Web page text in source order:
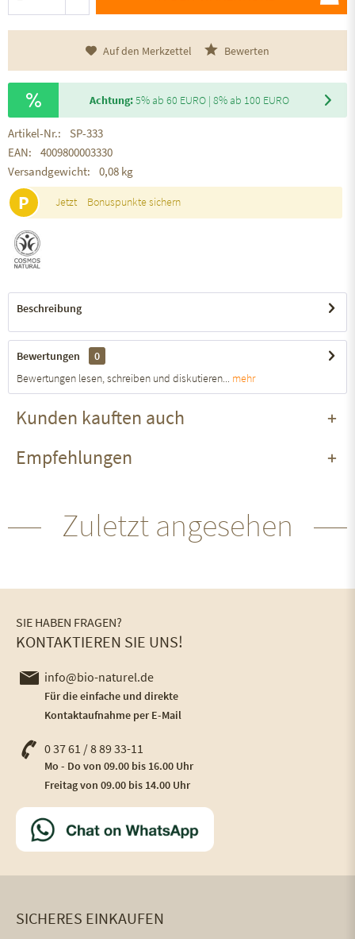
Auf den Merkzettel Bewerten
Achtung:5% ab 60 EURO | 8% ab 100 EURO
Artikel-Nr.:
SP-333
EAN:
4009800003330
Versandgewicht:
0,08 kg
P Jetzt Bonuspunkte sichern
Beschreibung
Bewertungen
0
Bewertungen lesen, schreiben und diskutieren... mehr
Kunden kauften auch
Empfehlungen
Zuletzt angesehen
SIE HABEN FRAGEN?
KONTAKTIEREN SIE UNS!
info@bio-naturel.de
Für die einfache und direkte
Kontaktaufnahme per E-Mail
0 37 61 / 8 89 33-11
Mo - Do von 09.00 bis 16.00 Uhr
Freitag von 09.00 bis 14.00 Uhr
SICHERES EINKAUFEN